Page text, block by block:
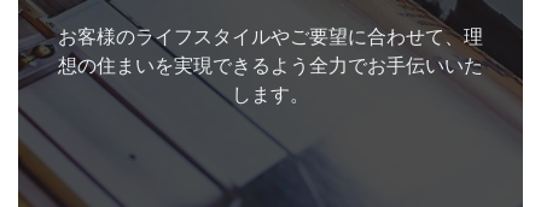
お客様のライフスタイルやご要望に合わせて、理
想の住まいを実現できるよう全力でお手伝いいた
します。